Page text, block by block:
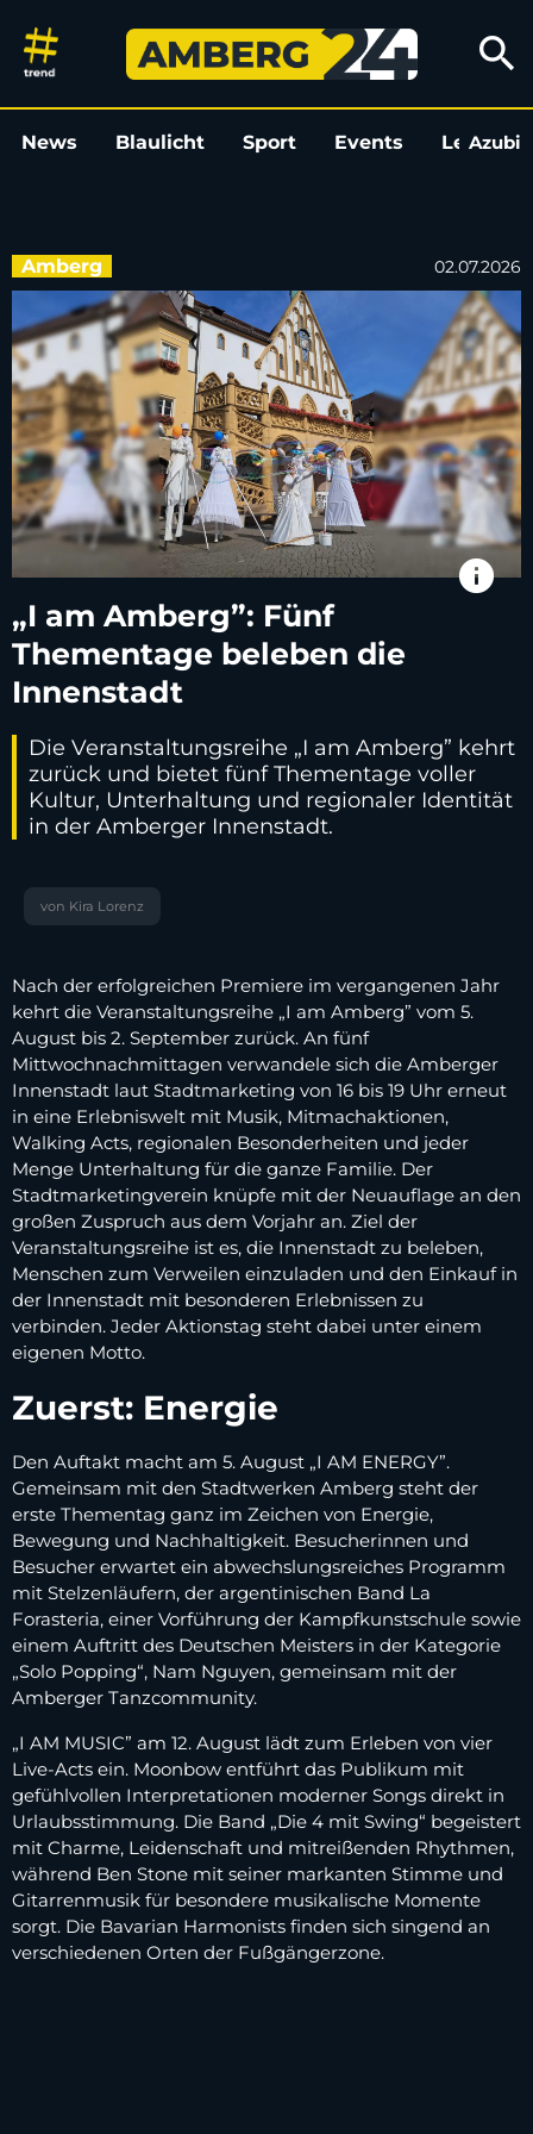
„I am Amberg”: Fünf
search
News Blaulicht Sport Events LeoAzubi
Amberg 02.07.2026
info
„I am Amberg”: Fünf
Thementage beleben die
Innenstadt
Die Veranstaltungsreihe „I am Amberg” kehrt
zurück und bietet fünf Thementage voller
Kultur, Unterhaltung und regionaler Identität
in der Amberger Innenstadt.
von Kira Lorenz
Nach der erfolgreichen Premiere im vergangenen Jahr
kehrt die Veranstaltungsreihe „I am Amberg” vom 5.
August bis 2. September zurück. An fünf
Mittwochnachmittagen verwandele sich die Amberger
Innenstadt laut Stadtmarketing von 16 bis 19 Uhr erneut
in eine Erlebniswelt mit Musik, Mitmachaktionen,
Walking Acts, regionalen Besonderheiten und jeder
Menge Unterhaltung für die ganze Familie. Der
Stadtmarketingverein knüpfe mit der Neuauflage an den
großen Zuspruch aus dem Vorjahr an. Ziel der
Veranstaltungsreihe ist es, die Innenstadt zu beleben,
Menschen zum Verweilen einzuladen und den Einkauf in
der Innenstadt mit besonderen Erlebnissen zu
verbinden. Jeder Aktionstag steht dabei unter einem
eigenen Motto.
Zuerst: Energie
Den Auftakt macht am 5. August „I AM ENERGY”.
Gemeinsam mit den Stadtwerken Amberg steht der
erste Thementag ganz im Zeichen von Energie,
Bewegung und Nachhaltigkeit. Besucherinnen und
Besucher erwartet ein abwechslungsreiches Programm
mit Stelzenläufern, der argentinischen Band La
Forasteria, einer Vorführung der Kampfkunstschule sowie
einem Auftritt des Deutschen Meisters in der Kategorie
„Solo Popping“, Nam Nguyen, gemeinsam mit der
Amberger Tanzcommunity.
„I AM MUSIC” am 12. August lädt zum Erleben von vier
Live-Acts ein. Moonbow entführt das Publikum mit
gefühlvollen Interpretationen moderner Songs direkt in
Urlaubsstimmung. Die Band „Die 4 mit Swing“ begeistert
mit Charme, Leidenschaft und mitreißenden Rhythmen,
während Ben Stone mit seiner markanten Stimme und
Gitarrenmusik für besondere musikalische Momente
sorgt. Die Bavarian Harmonists finden sich singend an
verschiedenen Orten der Fußgängerzone.